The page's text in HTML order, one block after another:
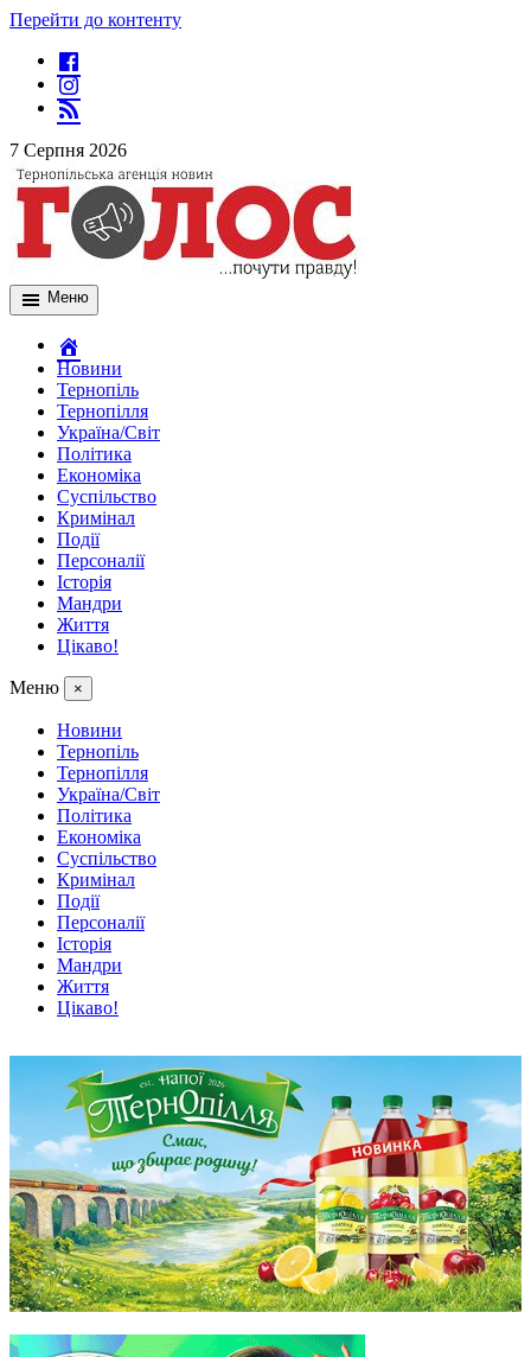
Перейти до контенту
7 Серпня 2026
Меню
Новини
Тернопіль
Тернопілля
Україна/Світ
Політика
Економіка
Суспільство
Кримінал
Події
Персоналії
Історія
Мандри
Життя
Цікаво!
Меню ×
Новини
Тернопіль
Тернопілля
Україна/Світ
Політика
Економіка
Суспільство
Кримінал
Події
Персоналії
Історія
Мандри
Життя
Цікаво!